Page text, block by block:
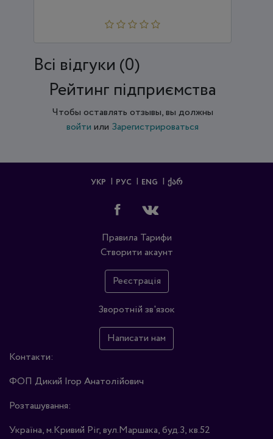
Всi відгуки (0)
Рейтинг підприємства
Чтобы оставлять отзывы, вы должны
войти или Зарегистрироваться
УКР РУС ENG ᲥᲐᲠ
Правила Тарифи
Створити акаунт
Реєстрація
Зворотній зв'язок
Написати нам
Контакти:
ФОП Дикий Ігор Анатолійович
Розташування:
Україна, м.Кривий Ріг, вул.Маршака, буд.3, кв.52